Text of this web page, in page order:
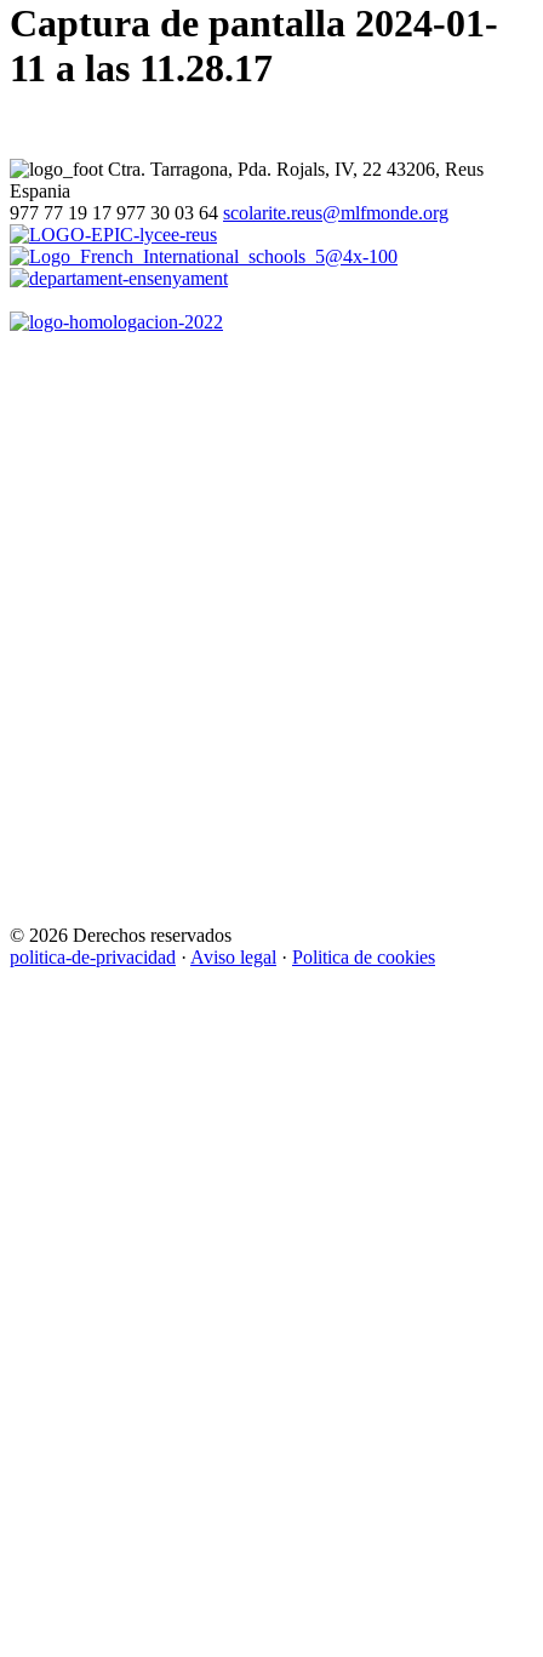
Captura de pantalla 2024-01-
11 a las 11.28.17
Ctra. Tarragona, Pda. Rojals, IV, 22 43206, Reus
Espania
977 77 19 17 977 30 03 64 scolarite.reus@mlfmonde.org
© 2026 Derechos reservados
politica-de-privacidad · Aviso legal · Politica de cookies